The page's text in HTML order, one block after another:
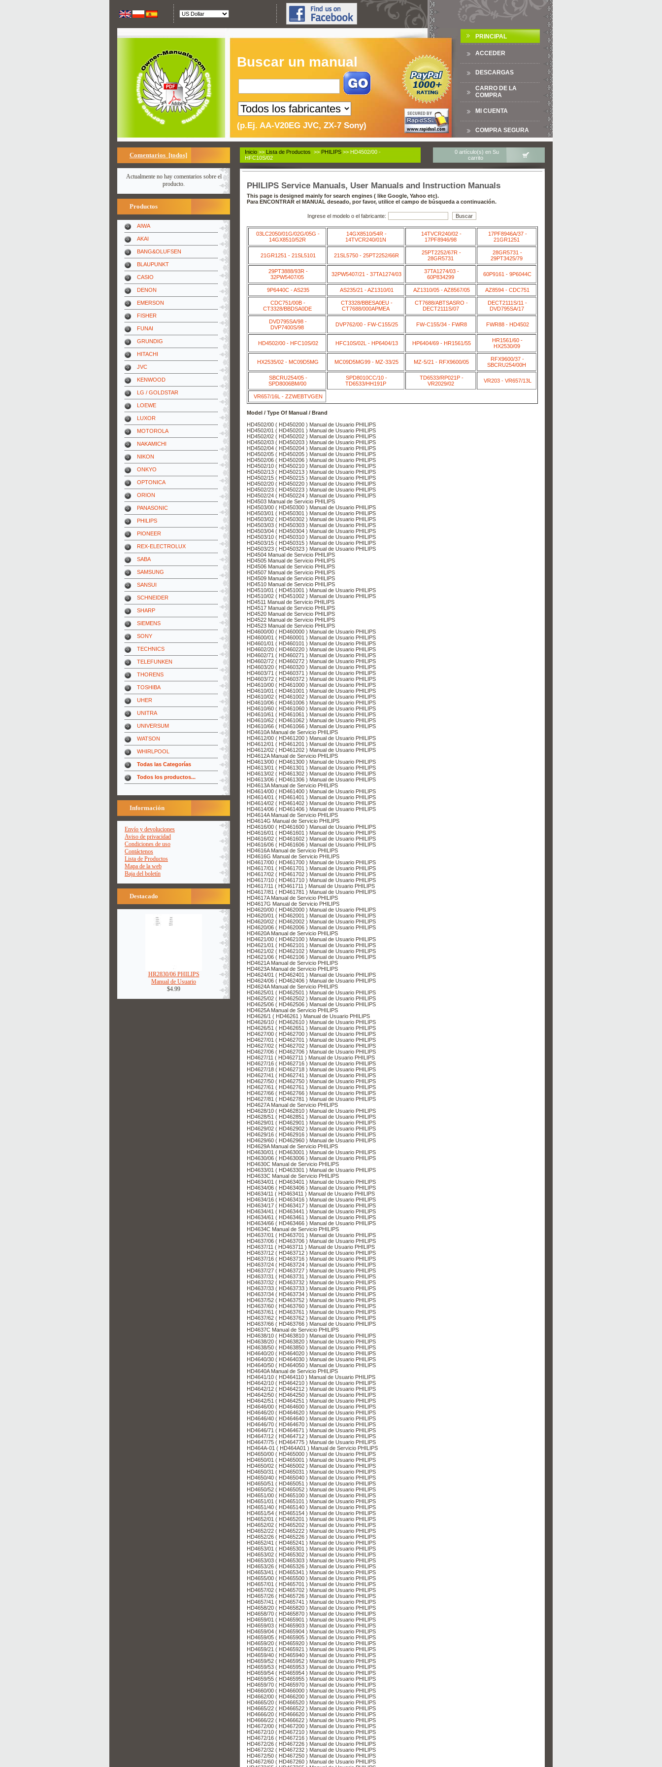
Buscar un manual
(p.Ej. AA-V20EG JVC, ZX-7 Sony)
PRINCIPAL
ACCEDER
DESCARGAS
CARRO DE LA
COMPRA
MI CUENTA
COMPRA SEGURA
Comentarios [todos]
Actualmente no hay comentarios sobre el
producto.
Productos
AIWA
AKAI
BANG&OLUFSEN
BLAUPUNKT
CASIO
DENON
EMERSON
FISHER
FUNAI
GRUNDIG
HITACHI
JVC
KENWOOD
LG / GOLDSTAR
LOEWE
LUXOR
MOTOROLA
NAKAMICHI
NIKON
ONKYO
OPTONICA
ORION
PANASONIC
PHILIPS
PIONEER
REX-ELECTROLUX
SABA
SAMSUNG
SANSUI
SCHNEIDER
SHARP
SIEMENS
SONY
TECHNICS
TELEFUNKEN
THORENS
TOSHIBA
UHER
UNITRA
UNIVERSUM
WATSON
WHIRLPOOL
Todas las Categorías
Todos los productos...
Información
Envío y devoluciones
Aviso de privacidad
Condiciones de uso
Contáctenos
Lista de Productos
Mapa de la web
Baja del boletín
Destacado
HR2830/06 PHILIPS
Manual de Usuario
$4.99
Inicio >> Lista de Productos >> PHILIPS >> HD4502/00 -
HFC10S/02
0 artículo(s) en Su
carrito
PHILIPS Service Manuals, User Manuals and Instruction Manuals
This page is designed mainly for search engines ( like Google, Yahoo etc).
Para ENCONTRAR el MANUAL deseado, por favor, utilice el campo de búsqueda a continuación.
Ingrese el modelo o el fabricante:
03LC2050/01G/02G/05G -
14GX8510/52R
14GX8510/54R -
14TVCR240/01N
14TVCR240/02 -
17PF8946/98
17PF8946A/37 -
21GR1251
21GR1251 - 21SL5101 21SL5750 - 25PT2252/66R
25PT2252/67R -
28GR5731
28GR5731 -
29PT3425/79
29PT3888/93R -
32PW5407/05
32PW5407/21 - 37TA1274/03
37TA1274/03 -
60P834299
60P9161 - 9P6044C
9P6440C - AS235 AS235/21 - AZ1310/01 AZ1310/05 - AZ8567/05 AZ8594 - CDC751
CDC751/00B -
CT3328/BBDSA0DE
CT3328/BBESA0EU -
CT7688/000APMEA
CT7688/ABTSASRO -
DECT2111S/07
DECT2111S/11 -
DVD795SA/17
DVD795SA/98 -
DVP7400S/98
DVP762/00 - FW-C155/25 FW-C155/34 - FWR8 FWR88 - HD4502
HD4502/00 - HFC10S/02 HFC10S/02L - HP6404/13 HP6404/69 - HR1561/55
HR1561/60 -
HX2530/09
HX2535/02 - MC09D5MG MC09D5MG99 - MZ-33/25 MZ-5/21 - RFX9600/05
RFX9600/37 -
SBCRU254/00H
SBCRU254/05 -
SPD8006BM/00
SPD8010CC/10 -
TD6533/HH191P
TD6533/RP021P -
VR2029/02
VR203 - VR657/13L
VR657/16L - ZZWEBTVGEN
Model / Type Of Manual / Brand
HD4502/00 ( HD450200 ) Manual de Usuario PHILIPS
HD4502/01 ( HD450201 ) Manual de Usuario PHILIPS
HD4502/02 ( HD450202 ) Manual de Usuario PHILIPS
HD4502/03 ( HD450203 ) Manual de Usuario PHILIPS
HD4502/04 ( HD450204 ) Manual de Usuario PHILIPS
HD4502/05 ( HD450205 ) Manual de Usuario PHILIPS
HD4502/06 ( HD450206 ) Manual de Usuario PHILIPS
HD4502/10 ( HD450210 ) Manual de Usuario PHILIPS
HD4502/13 ( HD450213 ) Manual de Usuario PHILIPS
HD4502/15 ( HD450215 ) Manual de Usuario PHILIPS
HD4502/20 ( HD450220 ) Manual de Usuario PHILIPS
HD4502/23 ( HD450223 ) Manual de Usuario PHILIPS
HD4502/24 ( HD450224 ) Manual de Usuario PHILIPS
HD4503 Manual de Servicio PHILIPS
HD4503/00 ( HD450300 ) Manual de Usuario PHILIPS
HD4503/01 ( HD450301 ) Manual de Usuario PHILIPS
HD4503/02 ( HD450302 ) Manual de Usuario PHILIPS
HD4503/03 ( HD450303 ) Manual de Usuario PHILIPS
HD4503/04 ( HD450304 ) Manual de Usuario PHILIPS
HD4503/10 ( HD450310 ) Manual de Usuario PHILIPS
HD4503/15 ( HD450315 ) Manual de Usuario PHILIPS
HD4503/23 ( HD450323 ) Manual de Usuario PHILIPS
HD4504 Manual de Servicio PHILIPS
HD4505 Manual de Servicio PHILIPS
HD4506 Manual de Servicio PHILIPS
HD4507 Manual de Servicio PHILIPS
HD4509 Manual de Servicio PHILIPS
HD4510 Manual de Servicio PHILIPS
HD4510/01 ( HD451001 ) Manual de Usuario PHILIPS
HD4510/02 ( HD451002 ) Manual de Usuario PHILIPS
HD4511 Manual de Servicio PHILIPS
HD4517 Manual de Servicio PHILIPS
HD4520 Manual de Servicio PHILIPS
HD4522 Manual de Servicio PHILIPS
HD4523 Manual de Servicio PHILIPS
HD4600/00 ( HD460000 ) Manual de Usuario PHILIPS
HD4600/01 ( HD460001 ) Manual de Usuario PHILIPS
HD4601/01 ( HD460101 ) Manual de Usuario PHILIPS
HD4602/20 ( HD460220 ) Manual de Usuario PHILIPS
HD4602/71 ( HD460271 ) Manual de Usuario PHILIPS
HD4602/72 ( HD460272 ) Manual de Usuario PHILIPS
HD4603/20 ( HD460320 ) Manual de Usuario PHILIPS
HD4603/71 ( HD460371 ) Manual de Usuario PHILIPS
HD4603/72 ( HD460372 ) Manual de Usuario PHILIPS
HD4610/00 ( HD461000 ) Manual de Usuario PHILIPS
HD4610/01 ( HD461001 ) Manual de Usuario PHILIPS
HD4610/02 ( HD461002 ) Manual de Usuario PHILIPS
HD4610/06 ( HD461006 ) Manual de Usuario PHILIPS
HD4610/60 ( HD461060 ) Manual de Usuario PHILIPS
HD4610/61 ( HD461061 ) Manual de Usuario PHILIPS
HD4610/62 ( HD461062 ) Manual de Usuario PHILIPS
HD4610/66 ( HD461066 ) Manual de Usuario PHILIPS
HD4610A Manual de Servicio PHILIPS
HD4612/00 ( HD461200 ) Manual de Usuario PHILIPS
HD4612/01 ( HD461201 ) Manual de Usuario PHILIPS
HD4612/02 ( HD461202 ) Manual de Usuario PHILIPS
HD4612A Manual de Servicio PHILIPS
HD4613/00 ( HD461300 ) Manual de Usuario PHILIPS
HD4613/01 ( HD461301 ) Manual de Usuario PHILIPS
HD4613/02 ( HD461302 ) Manual de Usuario PHILIPS
HD4613/06 ( HD461306 ) Manual de Usuario PHILIPS
HD4613A Manual de Servicio PHILIPS
HD4614/00 ( HD461400 ) Manual de Usuario PHILIPS
HD4614/01 ( HD461401 ) Manual de Usuario PHILIPS
HD4614/02 ( HD461402 ) Manual de Usuario PHILIPS
HD4614/06 ( HD461406 ) Manual de Usuario PHILIPS
HD4614A Manual de Servicio PHILIPS
HD4614G Manual de Servicio PHILIPS
HD4616/00 ( HD461600 ) Manual de Usuario PHILIPS
HD4616/01 ( HD461601 ) Manual de Usuario PHILIPS
HD4616/02 ( HD461602 ) Manual de Usuario PHILIPS
HD4616/06 ( HD461606 ) Manual de Usuario PHILIPS
HD4616A Manual de Servicio PHILIPS
HD4616G Manual de Servicio PHILIPS
HD4617/00 ( HD461700 ) Manual de Usuario PHILIPS
HD4617/01 ( HD461701 ) Manual de Usuario PHILIPS
HD4617/02 ( HD461702 ) Manual de Usuario PHILIPS
HD4617/10 ( HD461710 ) Manual de Usuario PHILIPS
HD4617/11 ( HD461711 ) Manual de Usuario PHILIPS
HD4617/81 ( HD461781 ) Manual de Usuario PHILIPS
HD4617A Manual de Servicio PHILIPS
HD4617G Manual de Servicio PHILIPS
HD4620/00 ( HD462000 ) Manual de Usuario PHILIPS
HD4620/01 ( HD462001 ) Manual de Usuario PHILIPS
HD4620/02 ( HD462002 ) Manual de Usuario PHILIPS
HD4620/06 ( HD462006 ) Manual de Usuario PHILIPS
HD4620A Manual de Servicio PHILIPS
HD4621/00 ( HD462100 ) Manual de Usuario PHILIPS
HD4621/01 ( HD462101 ) Manual de Usuario PHILIPS
HD4621/02 ( HD462102 ) Manual de Usuario PHILIPS
HD4621/06 ( HD462106 ) Manual de Usuario PHILIPS
HD4621A Manual de Servicio PHILIPS
HD4623A Manual de Servicio PHILIPS
HD4624/01 ( HD462401 ) Manual de Usuario PHILIPS
HD4624/06 ( HD462406 ) Manual de Usuario PHILIPS
HD4624A Manual de Servicio PHILIPS
HD4625/01 ( HD462501 ) Manual de Usuario PHILIPS
HD4625/02 ( HD462502 ) Manual de Usuario PHILIPS
HD4625/06 ( HD462506 ) Manual de Usuario PHILIPS
HD4625A Manual de Servicio PHILIPS
HD4626/1 ( HD46261 ) Manual de Usuario PHILIPS
HD4626/10 ( HD462610 ) Manual de Usuario PHILIPS
HD4626/51 ( HD462651 ) Manual de Usuario PHILIPS
HD4627/00 ( HD462700 ) Manual de Usuario PHILIPS
HD4627/01 ( HD462701 ) Manual de Usuario PHILIPS
HD4627/02 ( HD462702 ) Manual de Usuario PHILIPS
HD4627/06 ( HD462706 ) Manual de Usuario PHILIPS
HD4627/11 ( HD462711 ) Manual de Usuario PHILIPS
HD4627/16 ( HD462716 ) Manual de Usuario PHILIPS
HD4627/18 ( HD462718 ) Manual de Usuario PHILIPS
HD4627/41 ( HD462741 ) Manual de Usuario PHILIPS
HD4627/50 ( HD462750 ) Manual de Usuario PHILIPS
HD4627/61 ( HD462761 ) Manual de Usuario PHILIPS
HD4627/66 ( HD462766 ) Manual de Usuario PHILIPS
HD4627/81 ( HD462781 ) Manual de Usuario PHILIPS
HD4627A Manual de Servicio PHILIPS
HD4628/10 ( HD462810 ) Manual de Usuario PHILIPS
HD4628/51 ( HD462851 ) Manual de Usuario PHILIPS
HD4629/01 ( HD462901 ) Manual de Usuario PHILIPS
HD4629/02 ( HD462902 ) Manual de Usuario PHILIPS
HD4629/16 ( HD462916 ) Manual de Usuario PHILIPS
HD4629/60 ( HD462960 ) Manual de Usuario PHILIPS
HD4629A Manual de Servicio PHILIPS
HD4630/01 ( HD463001 ) Manual de Usuario PHILIPS
HD4630/06 ( HD463006 ) Manual de Usuario PHILIPS
HD4630C Manual de Servicio PHILIPS
HD4633/01 ( HD463301 ) Manual de Usuario PHILIPS
HD4633C Manual de Servicio PHILIPS
HD4634/01 ( HD463401 ) Manual de Usuario PHILIPS
HD4634/06 ( HD463406 ) Manual de Usuario PHILIPS
HD4634/11 ( HD463411 ) Manual de Usuario PHILIPS
HD4634/16 ( HD463416 ) Manual de Usuario PHILIPS
HD4634/17 ( HD463417 ) Manual de Usuario PHILIPS
HD4634/41 ( HD463441 ) Manual de Usuario PHILIPS
HD4634/61 ( HD463461 ) Manual de Usuario PHILIPS
HD4634/66 ( HD463466 ) Manual de Usuario PHILIPS
HD4634C Manual de Servicio PHILIPS
HD4637/01 ( HD463701 ) Manual de Usuario PHILIPS
HD4637/06 ( HD463706 ) Manual de Usuario PHILIPS
HD4637/11 ( HD463711 ) Manual de Usuario PHILIPS
HD4637/12 ( HD463712 ) Manual de Usuario PHILIPS
HD4637/16 ( HD463716 ) Manual de Usuario PHILIPS
HD4637/24 ( HD463724 ) Manual de Usuario PHILIPS
HD4637/27 ( HD463727 ) Manual de Usuario PHILIPS
HD4637/31 ( HD463731 ) Manual de Usuario PHILIPS
HD4637/32 ( HD463732 ) Manual de Usuario PHILIPS
HD4637/33 ( HD463733 ) Manual de Usuario PHILIPS
HD4637/34 ( HD463734 ) Manual de Usuario PHILIPS
HD4637/52 ( HD463752 ) Manual de Usuario PHILIPS
HD4637/60 ( HD463760 ) Manual de Usuario PHILIPS
HD4637/61 ( HD463761 ) Manual de Usuario PHILIPS
HD4637/62 ( HD463762 ) Manual de Usuario PHILIPS
HD4637/66 ( HD463766 ) Manual de Usuario PHILIPS
HD4637C Manual de Servicio PHILIPS
HD4638/10 ( HD463810 ) Manual de Usuario PHILIPS
HD4638/20 ( HD463820 ) Manual de Usuario PHILIPS
HD4638/50 ( HD463850 ) Manual de Usuario PHILIPS
HD4640/20 ( HD464020 ) Manual de Usuario PHILIPS
HD4640/30 ( HD464030 ) Manual de Usuario PHILIPS
HD4640/50 ( HD464050 ) Manual de Usuario PHILIPS
HD4640A Manual de Servicio PHILIPS
HD4641/10 ( HD464110 ) Manual de Usuario PHILIPS
HD4642/10 ( HD464210 ) Manual de Usuario PHILIPS
HD4642/12 ( HD464212 ) Manual de Usuario PHILIPS
HD4642/50 ( HD464250 ) Manual de Usuario PHILIPS
HD4642/51 ( HD464251 ) Manual de Usuario PHILIPS
HD4646/00 ( HD464600 ) Manual de Usuario PHILIPS
HD4646/20 ( HD464620 ) Manual de Usuario PHILIPS
HD4646/40 ( HD464640 ) Manual de Usuario PHILIPS
HD4646/70 ( HD464670 ) Manual de Usuario PHILIPS
HD4646/71 ( HD464671 ) Manual de Usuario PHILIPS
HD4647/12 ( HD464712 ) Manual de Usuario PHILIPS
HD4647/75 ( HD464775 ) Manual de Usuario PHILIPS
HD464A-01 ( HD464A01 ) Manual de Servicio PHILIPS
HD4650/00 ( HD465000 ) Manual de Usuario PHILIPS
HD4650/01 ( HD465001 ) Manual de Usuario PHILIPS
HD4650/02 ( HD465002 ) Manual de Usuario PHILIPS
HD4650/31 ( HD465031 ) Manual de Usuario PHILIPS
HD4650/40 ( HD465040 ) Manual de Usuario PHILIPS
HD4650/51 ( HD465051 ) Manual de Usuario PHILIPS
HD4650/52 ( HD465052 ) Manual de Usuario PHILIPS
HD4651/00 ( HD465100 ) Manual de Usuario PHILIPS
HD4651/01 ( HD465101 ) Manual de Usuario PHILIPS
HD4651/40 ( HD465140 ) Manual de Usuario PHILIPS
HD4651/54 ( HD465154 ) Manual de Usuario PHILIPS
HD4652/01 ( HD465201 ) Manual de Usuario PHILIPS
HD4652/02 ( HD465202 ) Manual de Usuario PHILIPS
HD4652/22 ( HD465222 ) Manual de Usuario PHILIPS
HD4652/26 ( HD465226 ) Manual de Usuario PHILIPS
HD4652/41 ( HD465241 ) Manual de Usuario PHILIPS
HD4653/01 ( HD465301 ) Manual de Usuario PHILIPS
HD4653/02 ( HD465302 ) Manual de Usuario PHILIPS
HD4653/03 ( HD465303 ) Manual de Usuario PHILIPS
HD4653/26 ( HD465326 ) Manual de Usuario PHILIPS
HD4653/41 ( HD465341 ) Manual de Usuario PHILIPS
HD4655/00 ( HD465500 ) Manual de Usuario PHILIPS
HD4657/01 ( HD465701 ) Manual de Usuario PHILIPS
HD4657/02 ( HD465702 ) Manual de Usuario PHILIPS
HD4657/26 ( HD465726 ) Manual de Usuario PHILIPS
HD4657/41 ( HD465741 ) Manual de Usuario PHILIPS
HD4658/20 ( HD465820 ) Manual de Usuario PHILIPS
HD4658/70 ( HD465870 ) Manual de Usuario PHILIPS
HD4659/01 ( HD465901 ) Manual de Usuario PHILIPS
HD4659/03 ( HD465903 ) Manual de Usuario PHILIPS
HD4659/04 ( HD465904 ) Manual de Usuario PHILIPS
HD4659/05 ( HD465905 ) Manual de Usuario PHILIPS
HD4659/20 ( HD465920 ) Manual de Usuario PHILIPS
HD4659/21 ( HD465921 ) Manual de Usuario PHILIPS
HD4659/40 ( HD465940 ) Manual de Usuario PHILIPS
HD4659/52 ( HD465952 ) Manual de Usuario PHILIPS
HD4659/53 ( HD465953 ) Manual de Usuario PHILIPS
HD4659/54 ( HD465954 ) Manual de Usuario PHILIPS
HD4659/55 ( HD465955 ) Manual de Usuario PHILIPS
HD4659/70 ( HD465970 ) Manual de Usuario PHILIPS
HD4660/00 ( HD466000 ) Manual de Usuario PHILIPS
HD4662/00 ( HD466200 ) Manual de Usuario PHILIPS
HD4665/20 ( HD466520 ) Manual de Usuario PHILIPS
HD4665/22 ( HD466522 ) Manual de Usuario PHILIPS
HD4666/20 ( HD466620 ) Manual de Usuario PHILIPS
HD4666/22 ( HD466622 ) Manual de Usuario PHILIPS
HD4672/00 ( HD467200 ) Manual de Usuario PHILIPS
HD4672/10 ( HD467210 ) Manual de Usuario PHILIPS
HD4672/16 ( HD467216 ) Manual de Usuario PHILIPS
HD4672/26 ( HD467226 ) Manual de Usuario PHILIPS
HD4672/32 ( HD467232 ) Manual de Usuario PHILIPS
HD4672/50 ( HD467250 ) Manual de Usuario PHILIPS
HD4672/60 ( HD467260 ) Manual de Usuario PHILIPS